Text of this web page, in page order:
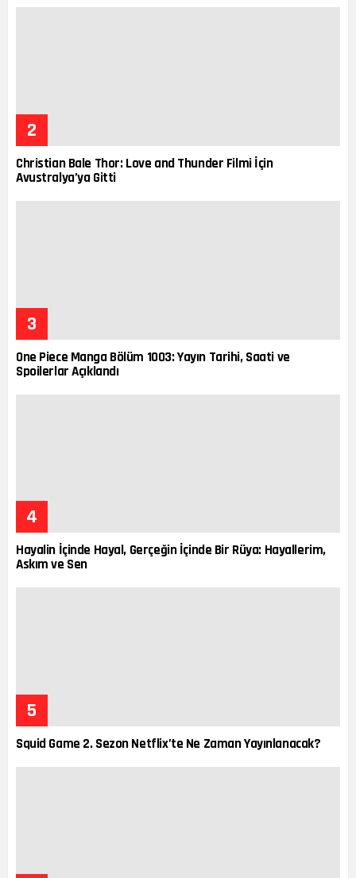
Christian Bale Thor: Love and Thunder Filmi İçin
Avustralya’ya Gitti
One Piece Manga Bölüm 1003: Yayın Tarihi, Saati ve
Spoilerlar Açıklandı
Hayalin İçinde Hayal, Gerçeğin İçinde Bir Rüya: Hayallerim,
Askım ve Sen
Squid Game 2. Sezon Netflix’te Ne Zaman Yayınlanacak?